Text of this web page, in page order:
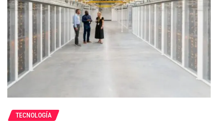
TECNOLOGÍA